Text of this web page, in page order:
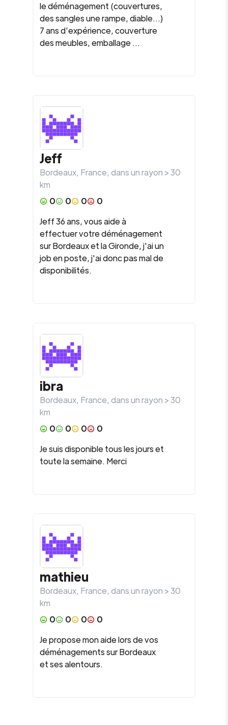
le déménagement (couvertures,
des sangles une rampe, diable...)
7 ans d’expérience, couverture
des meubles, emballage ...
Jeff
Bordeaux, France, dans un rayon >30
km
0
0 0
0
Jeff 36 ans, vous aide à
effectuer votre déménagement
sur Bordeaux et la Gironde, j'ai un
job en poste, j'ai donc pas mal de
disponibilités.
ibra
Bordeaux, France, dans un rayon >30
km
0
0 0
0
Je suis disponible tous les jours et
toute la semaine. Merci
mathieu
Bordeaux, France, dans un rayon >30
km
0
0 0
0
Je propose mon aide lors de vos
déménagements sur Bordeaux
et ses alentours.